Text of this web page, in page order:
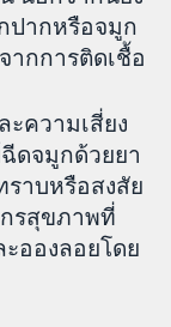
ปากหรือจมูก
ากการติดเชื้อ
ะความเสี่ยง
ดจมูกด้วยยา
าบหรือสงสัย
กรสุขภาพที่
อองลอยโดย